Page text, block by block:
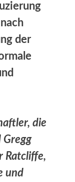
der
die
Gregg
Ratcliffe,
und